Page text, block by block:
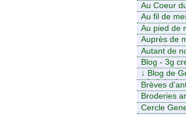
Au Coeur
Familiale
Au fil de
Au pied de
Auprès de
de racines
Autant de
Blog - 3g
↓ Blog de
généalogie
Brèves
Broderies
Cercle